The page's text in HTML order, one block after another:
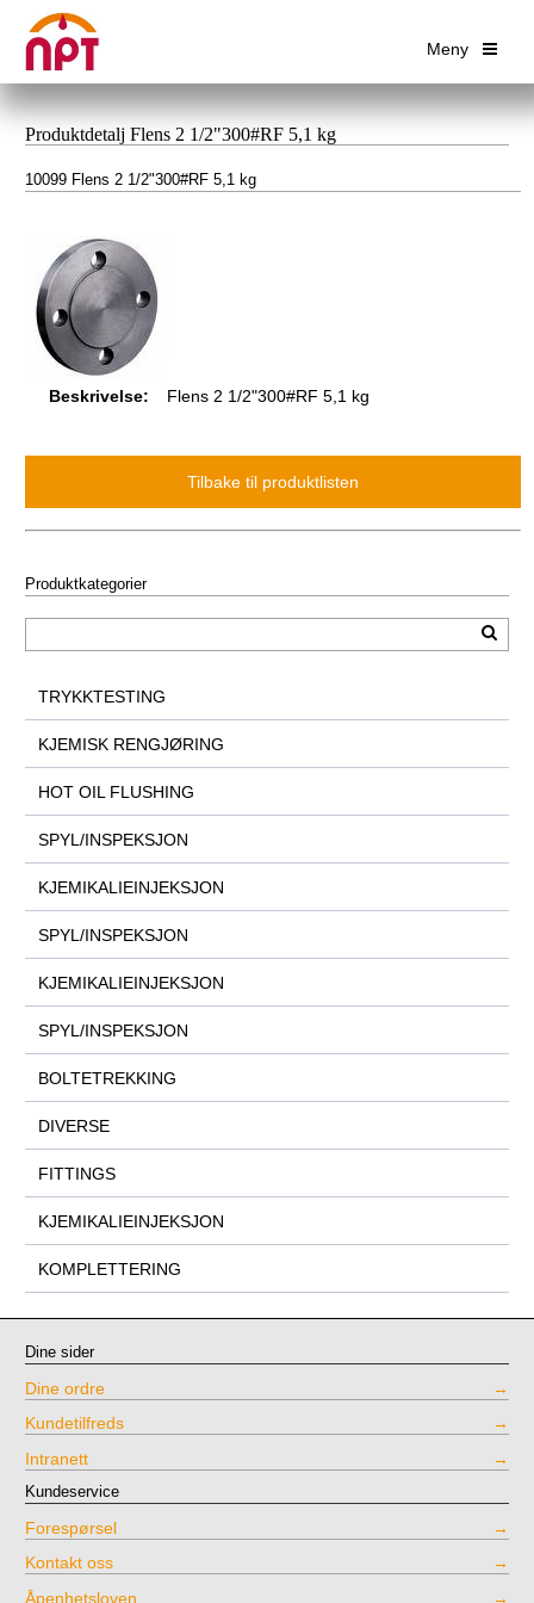
Meny
Produktdetalj Flens 2 1/2"300#RF 5,1 kg
10099 Flens 2 1/2"300#RF 5,1 kg
Beskrivelse: Flens 2 1/2"300#RF 5,1 kg
Produktkategorier
TRYKKTESTING
KJEMISK RENGJØRING
HOT OIL FLUSHING
SPYL/INSPEKSJON
KJEMIKALIEINJEKSJON
SPYL/INSPEKSJON
KJEMIKALIEINJEKSJON
SPYL/INSPEKSJON
BOLTETREKKING
DIVERSE
FITTINGS
KJEMIKALIEINJEKSJON
KOMPLETTERING
Dine sider
Dine ordre
Kundetilfreds
Intranett
Kundeservice
Forespørsel
Kontakt oss
Åpenhetsloven